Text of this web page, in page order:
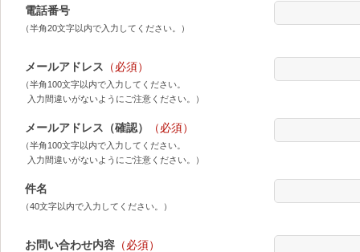
電話番号
（半角20文字以内で入力してください。）
メールアドレス （必須）
（半角100文字以内で入力してください。
入力間違いがないようにご注意ください。）
メールアドレス（確認） （必須）
（半角100文字以内で入力してください。
入力間違いがないようにご注意ください。）
件名
（40文字以内で入力してください。）
お問い合わせ内容 （必須）